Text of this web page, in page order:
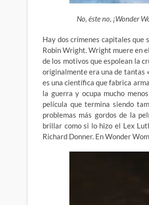
No, éste no, ¡Wonder
Hay dos crímenes capitales que
Robin Wright. Wright muere en
de los motivos que espolean la
originalmente era una de tantas
es una científica que fabrica
la guerra y ocupa mucho
película que termina siendo
problemas más gordos de la
brillar como si lo hizo el Lex
Richard Donner. En Wonder